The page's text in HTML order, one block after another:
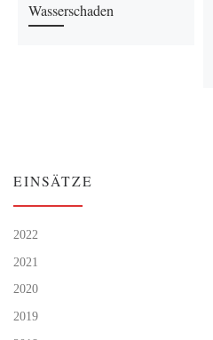
Wasserschaden
EINSÄTZE
2022
2021
2020
2019